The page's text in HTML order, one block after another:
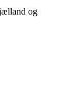
og